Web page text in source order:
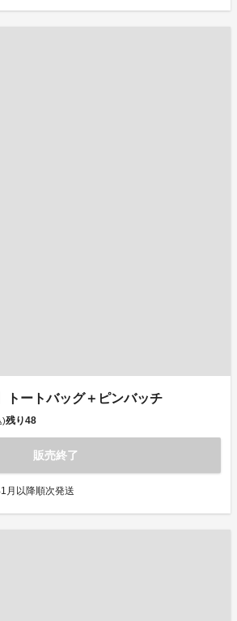
トートバッグ＋ピンバッチ
)残り48
販売終了
月以降順次発送